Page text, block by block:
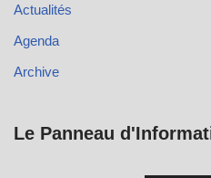
Actualités
Agenda
Archive
Le Panneau